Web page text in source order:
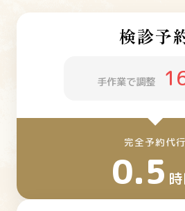
検診予
手作業で調整
完全予約代行
0.5